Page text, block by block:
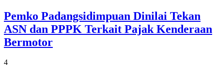
Pemko Padangsidimpuan Dinilai Tekan
ASN dan PPPK Terkait Pajak Kenderaan
Bermotor
4